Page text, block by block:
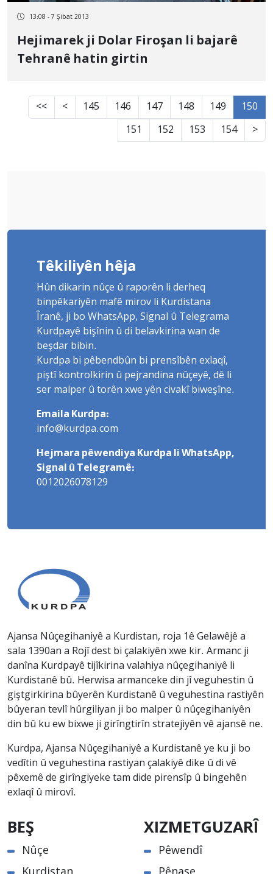
13:08 - 7 Şibat 2013
Hejimarek ji Dolar Firoşan li bajarê
Tehranê hatin girtin
<< < 145 146 147 148 149
150
151
152 153 154 >
Têkiliyên hêja
Hûn dikarin nûçe û raporên li derheq
binpêkariyên mafê mirov li Kurdistana
Îranê, ji bo WhatsApp, Signal û Telegrama
Kurdpayê bişînin û di belavkirina wan de
beşdar bibin.
Kurdpa bi pêbendbûn bi prensîbên exlaqî,
piştî kontrolkirin û pejrandina nûçeyê, dê li
ser malper û torên xwe yên civakî biweşîne.
Emaila Kurdpa:
info@kurdpa.com
Hejmara pêwendiya Kurdpa li WhatsApp,
Signal û Telegramê:
0012026078129
Ajansa Nûçegihaniyê a Kurdistan, roja 1ê Gelawêjê a
sala 1390an a Rojî dest bi çalakiyên xwe kir. Armanc ji
danîna Kurdpayê tijîkirina valahiya nûçegihaniyê li
Kurdistanê bû. Herwisa armanceke din jî veguhestin û
giştgirkirina bûyerên Kurdistanê û veguhestina rastiyên
bûyeran tevlî hûrgiliyan ji bo malper û nûçegihaniyên
din bû ku ew bixwe ji girîngtirîn stratejiyên vê ajansê ne.
Kurdpa, Ajansa Nûçegihaniyê a Kurdistanê ye ku ji bo
vedîtin û veguhestina rastiyan çalakiyê dike û di vê
pêxemê de girîngiyeke tam dide pirensîp û bingehên
exlaqî û mirovî.
BEŞ
Nûçe
XIZMETGUZARÎ
Pêwendî